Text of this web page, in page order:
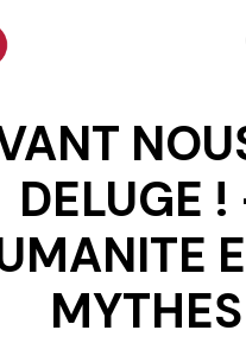
DELUGE !
MYTHES